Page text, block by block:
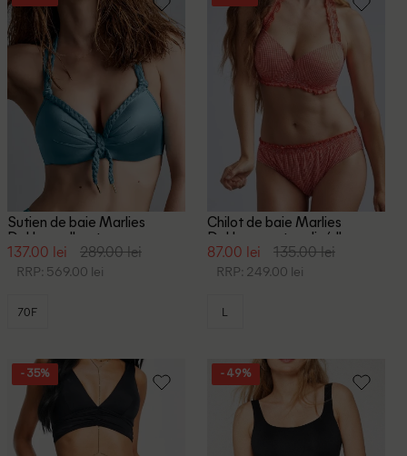
Sutien de baie Marlies
Dekkers, albastru
137.00 lei 289.00 lei
RRP: 569.00 lei
70F
Chilot de baie Marlies
Dekkers, portocaliu/alb
87.00 lei 135.00 lei
RRP: 249.00 lei
L
- 35% - 49%